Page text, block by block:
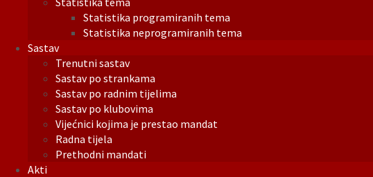
Statistika programiranih tema
Statistika neprogramiranih tema
Sastav
Trenutni sastav
Sastav po strankama
Sastav po radnim tijelima
Sastav po klubovima
Vijećnici kojima je prestao mandat
Radna tijela
Prethodni mandati
Akti